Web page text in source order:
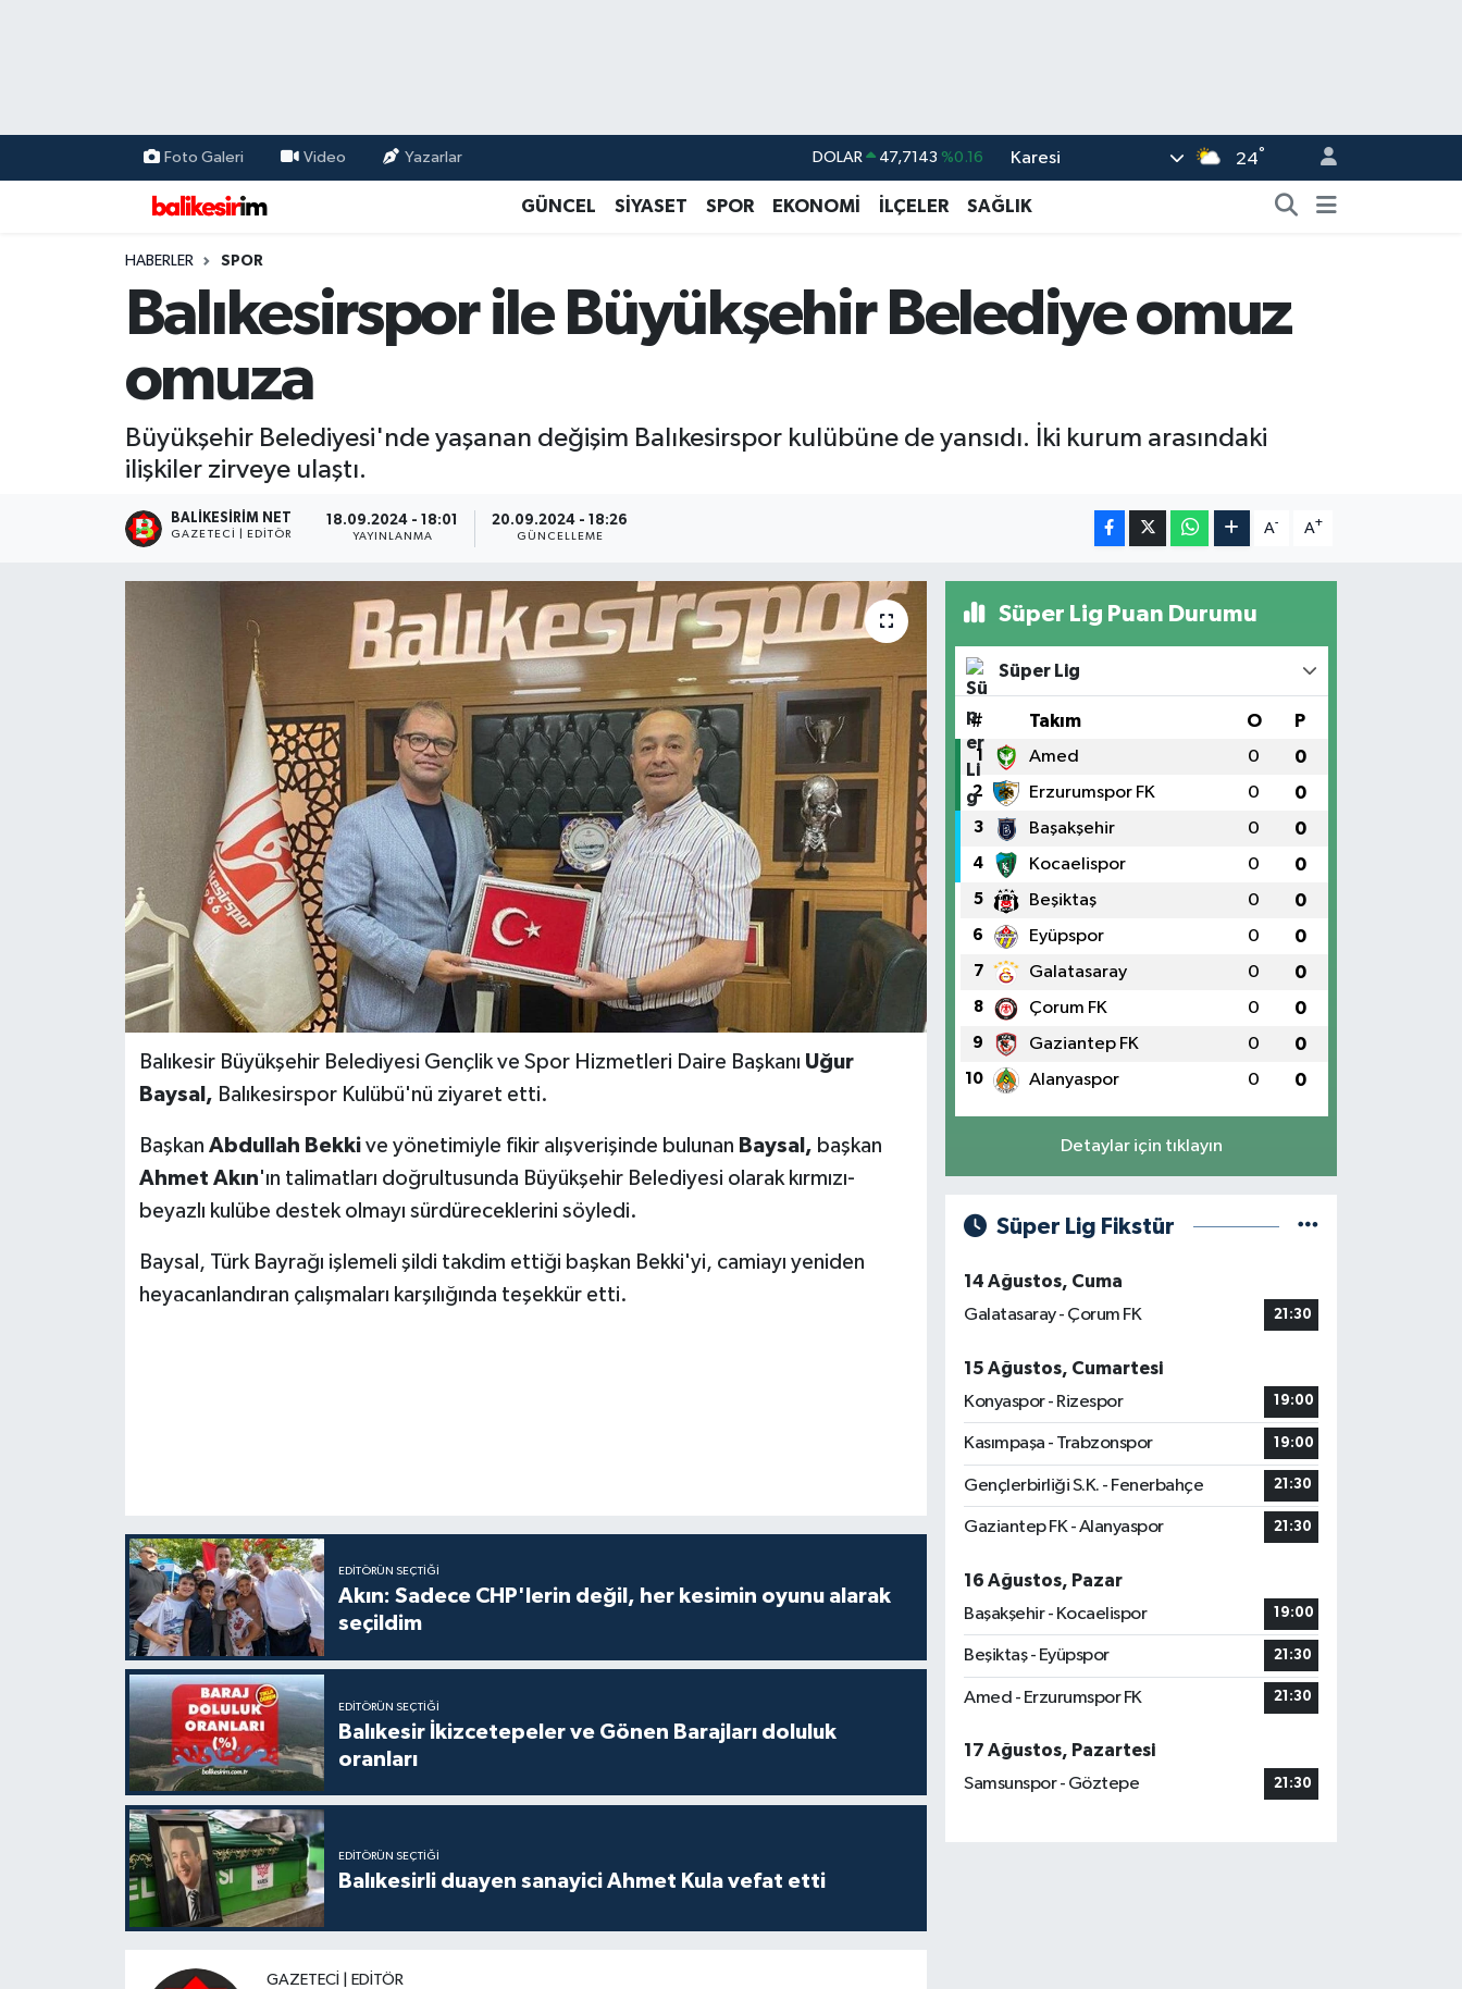
Foto Galeri Video Yazarlar DOLAR 47,7143 %0.16
EURO 55,0317 %-0.02
BİST100 13.887 %64
Karesi 24°
GÜNCEL SİYASET SPOR EKONOMİ İLÇELER SAĞLIK
HABERLER SPOR
Balıkesirspor ile Büyükşehir Belediye omuz
omuza
Büyükşehir Belediyesi'nde yaşanan değişim Balıkesirspor kulübüne de yansıdı. İki kurum arasındaki
ilişkiler zirveye ulaştı.
BALIKESIRIM NET
GAZETECI | EDITÖR
18.09.2024 - 18:01
YAYINLANMA
20.09.2024 - 18:26
GÜNCELLEME
A- A+
Balıkesir Büyükşehir Belediyesi Gençlik ve Spor Hizmetleri Daire Başkanı Uğur
Baysal, Balıkesirspor Kulübü'nü ziyaret etti.
Başkan Abdullah Bekki ve yönetimiyle fikir alışverişinde bulunan Baysal, başkan
Ahmet Akın'ın talimatları doğrultusunda Büyükşehir Belediyesi olarak kırmızı-
beyazlı kulübe destek olmayı sürdüreceklerini söyledi.
Baysal, Türk Bayrağı işlemeli şildi takdim ettiği başkan Bekki'yi, camiayı yeniden
heyacanlandıran çalışmaları karşılığında teşekkür etti.
EDITÖRÜN SEÇTIĞI
Akın: Sadece CHP'lerin değil, her kesimin oyunu alarak
seçildim
EDITÖRÜN SEÇTIĞI
Balıkesir İkizcetepeler ve Gönen Barajları doluluk
oranları
EDITÖRÜN SEÇTIĞI
Balıkesirli duayen sanayici Ahmet Kula vefat etti
GAZETECI | EDITÖR
Süper Lig Puan Durumu
Süper Lig
# Takım O P
1 Amed 0 0
2 Erzurumspor FK 0 0
3 Başakşehir 0 0
4 Kocaelispor 0 0
5 Beşiktaş 0 0
6 Eyüpspor 0 0
7 Galatasaray 0 0
8 Çorum FK 0 0
9 Gaziantep FK 0 0
10 Alanyaspor 0 0
Detaylar için tıklayın
Süper Lig Fikstür
14 Ağustos, Cuma
Galatasaray - Çorum FK
21:30
15 Ağustos, Cumartesi
Konyaspor - Rizespor
19:00
Kasımpaşa - Trabzonspor 19:00
Gençlerbirliği S.K. - Fenerbahçe 21:30
Gaziantep FK - Alanyaspor 21:30
16 Ağustos, Pazar
Başakşehir - Kocaelispor
19:00
Beşiktaş - Eyüpspor 21:30
Amed - Erzurumspor FK 21:30
17 Ağustos, Pazartesi
Samsunspor - Göztepe
21:30